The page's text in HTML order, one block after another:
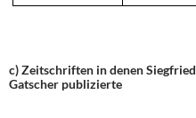
c) Zeitschriften in denen Siegfried
Gatscher publizierte